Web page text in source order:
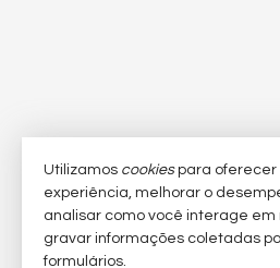
Utilizamos cookiespara oferecer
experiência, melhorar o
analisar como você interage em
gravar informações coletadas
formulários.